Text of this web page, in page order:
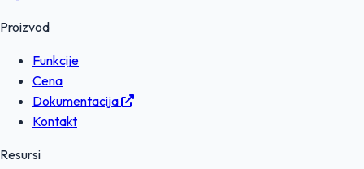
Proizvod
Funkcije
Cena
Dokumentacija
Kontakt
Resursi